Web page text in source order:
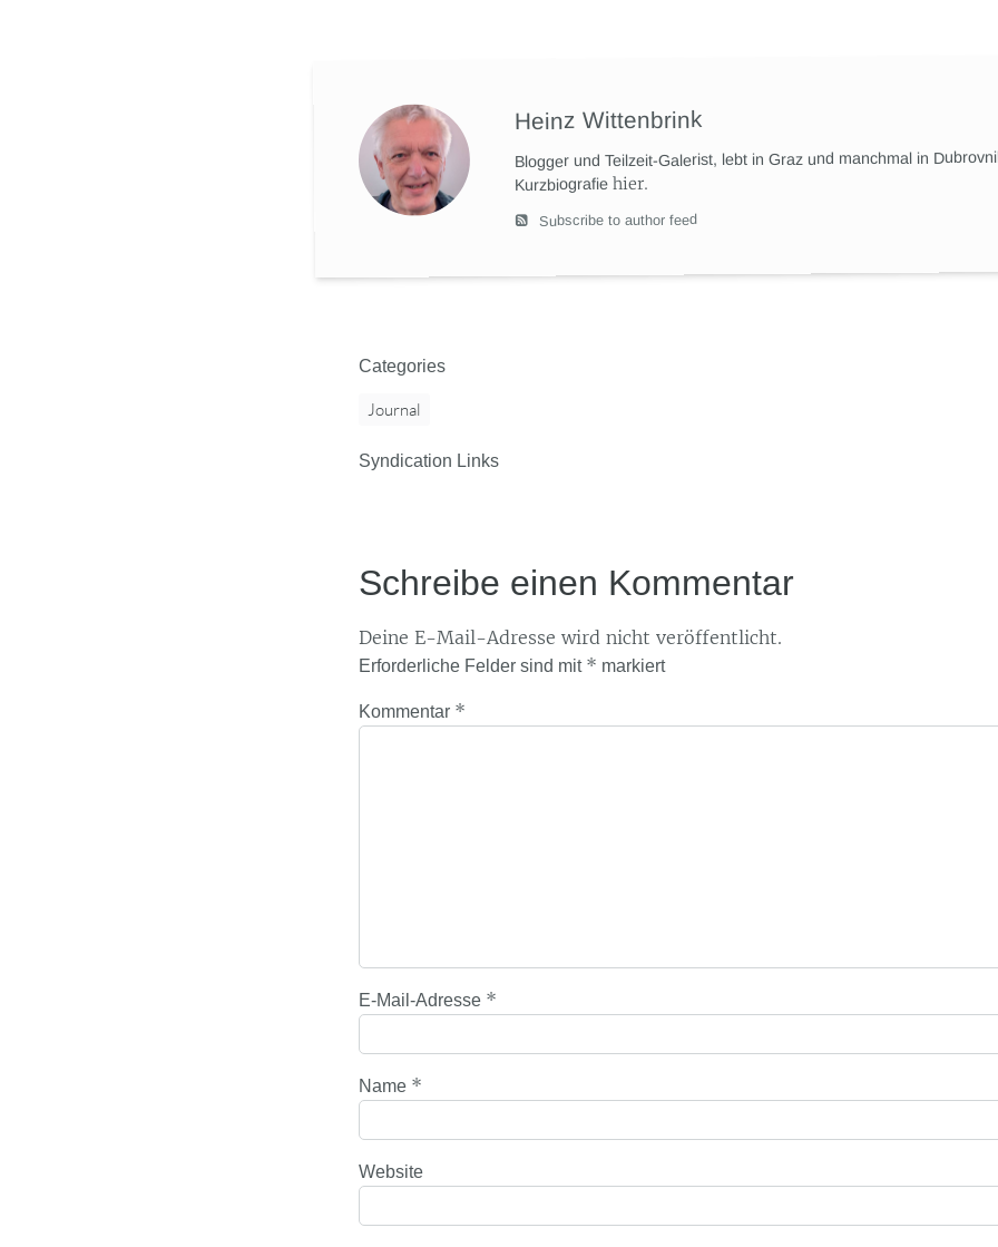
Heinz Wittenbrink
Blogger und Teilzeit-Galerist, lebt in Graz und manchmal in
Kurzbiografiehier.
Subscribe to author feed
Categories
Journal
Syndication Links
Schreibe einen Kommentar
Deine E-Mail-Adresse wird nicht veröffentlicht.
Erforderliche Felder sind mit * markiert
Kommentar *
E-Mail-Adresse *
Name *
Website